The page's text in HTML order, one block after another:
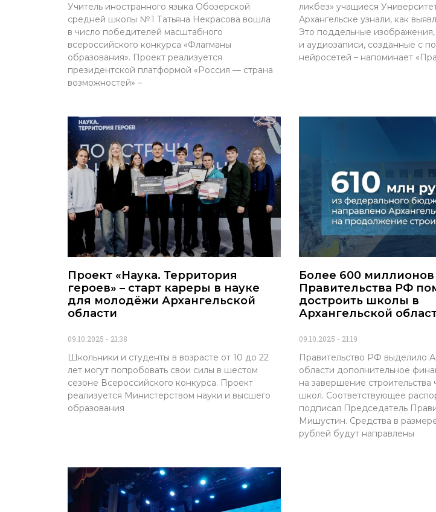
Учитель иностранного языка Обозерской
средней школы № 1 Татьяна Некрасова вошла
в число победителей масштабного
всероссийского конкурса «Флагманы
образования». Проект реализуется
президентской платформой «Россия — страна
возможностей» –
ликбез» учащиеся
Архангельске узнали, как
Это поддельные
и аудиозаписи, созданные с
нейросетей – напоминает
Проект «Наука. Территория
героев» – старт кареры в науке
для молодёжи Архангельской
области
09.10.2025 21:38
Школьники и студенты в возрасте от 10 до 22
лет могут попробовать свои силы в шестом
сезоне Всероссийского конкурса. Проект
реализуется Министерством науки и высшего
образования
Более 600 миллионов
Правительства РФ
достроить школы в
Архангельской
09.10.2025 21:19
Правительство РФ выделило
области дополнительное
на завершение строительства
школ. Соответствующее
подписал Председатель
Мишустин. Средства в
рублей будут направлены